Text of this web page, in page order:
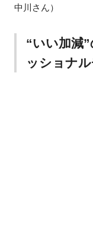
中川さん）
“いい加減
ッショナ